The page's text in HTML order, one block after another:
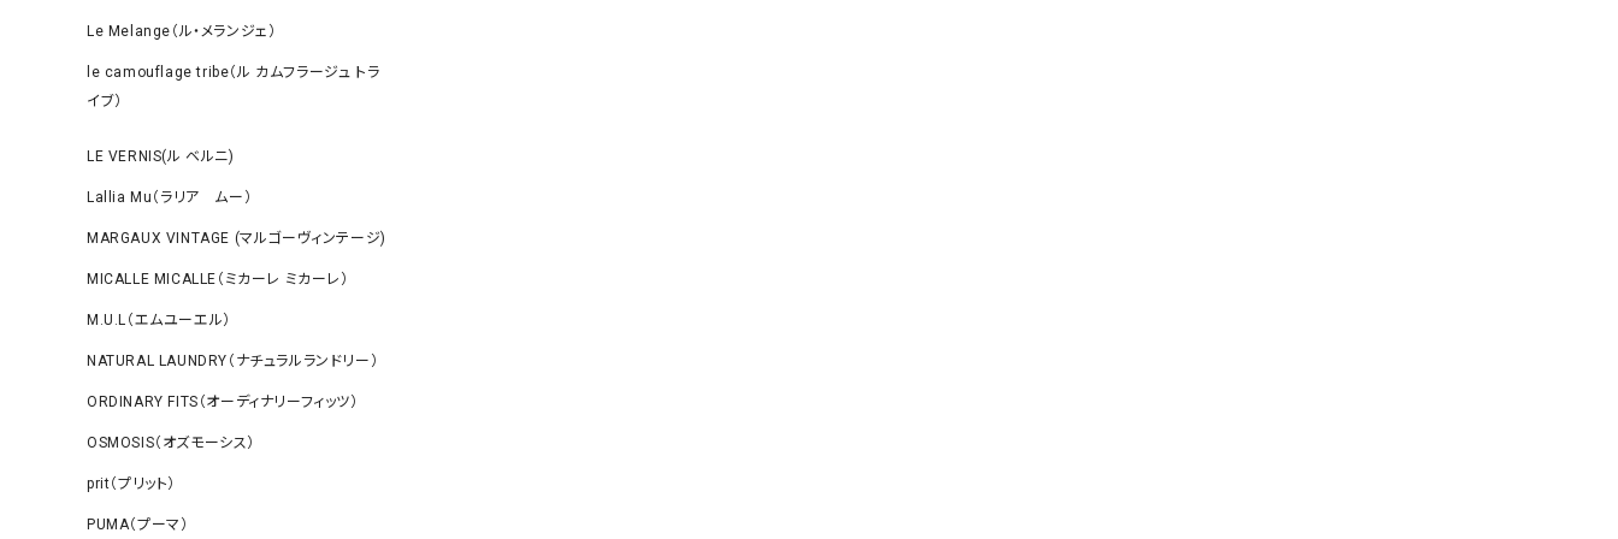
Le Melange（ル・メランジェ）
le camouflage tribe（ル カムフラージュ トラ
イブ）
LE VERNIS(ル ベルニ)
Lallia Mu（ラリア ムー）
MARGAUX VINTAGE (マルゴーヴィンテージ)
MICALLE MICALLE（ミカーレ ミカーレ）
M.U.L（エムユーエル）
NATURAL LAUNDRY（ナチュラルランドリー）
ORDINARY FITS（オーディナリーフィッツ）
OSMOSIS（オズモーシス）
prit（プリット）
PUMA（プーマ）